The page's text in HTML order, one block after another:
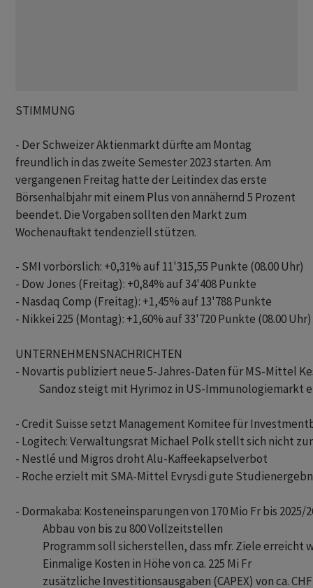
STIMMUNG
- Der Schweizer Aktienmarkt dürfte am Montag
freundlich in das zweite Semester 2023 starten. Am
vergangenen Freitag hatte der Leitindex das erste
Börsenhalbjahr mit einem Plus von annähernd 5 Prozent
beendet. Die Vorgaben sollten den Markt zum
Wochenauftakt tendenziell stützen.
- SMI vorbörslich: +0,31% auf 11'315,55 Punkte (08.00 Uhr)
- Dow Jones (Freitag): +0,84% auf 34'408 Punkte
- Nasdaq Comp (Freitag): +1,45% auf 13'788 Punkte
- Nikkei 225 (Montag): +1,60% auf 33'720 Punkte (08.00 Uhr)
UNTERNEHMENSNACHRICHTEN
- Novartis publiziert neue 5-Jahres-Daten für MS-Mittel
Sandoz steigt mit Hyrimoz in US-Immunologiemarkt
- Credit Suisse setzt Management Komitee für
- Logitech: Verwaltungsrat Michael Polk stellt sich nicht
- Nestlé und Migros droht Alu-Kaffeekapselverbot
- Roche erzielt mit SMA-Mittel Evrysdi gute
- Dormakaba: Kosteneinsparungen von 170 Mio Fr bis 2025/
             Abbau von bis zu 800 Vollzeitstellen
Programm soll sicherstellen, dass mfr. Ziele
             Einmalige Kosten in Höhe von ca. 225 Mi Fr
zusätzliche Investitionsausgaben (CAPEX) von ca.